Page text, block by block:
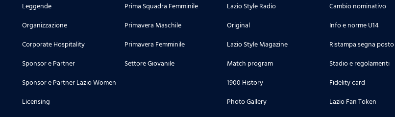
Leggende
Organizzazione
Corporate Hospitality
Sponsor e Partner
Sponsor e Partner Lazio Women
Licensing
Prima Squadra Femminile
Primavera Maschile
Primavera Femminile
Settore Giovanile
Lazio Style Radio
Original
Lazio Style Magazine
Match program
1900 History
Photo Gallery
Cambio nominativo
Info e norme U14
Ristampa segna posto
Stadio e regolamenti
Fidelity card
Lazio Fan Token